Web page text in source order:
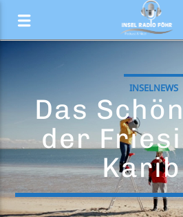
INSELNEWS
Das
der